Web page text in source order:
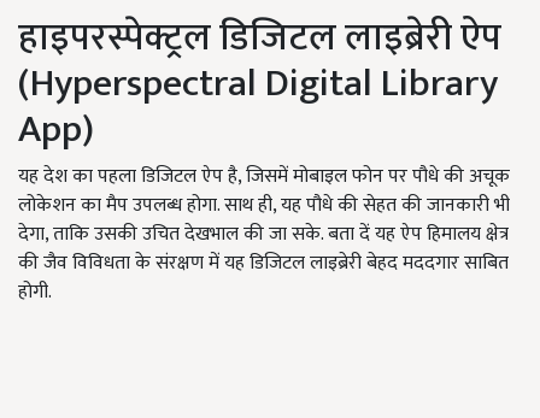
हाइपरस्पेक्ट्रल डिजिटल लाइब्रेरी ऐप
(Hyperspectral Digital Library
App)
यह देश का पहला डिजिटल ऐप है, जिसमें मोबाइल फोन पर पौधे की अचूक
लोकेशन का मैप उपलब्ध होगा. साथ ही, यह पौधे की सेहत की जानकारी भी
देगा, ताकि उसकी उचित देखभाल की जा सके. बता दें यह ऐप हिमालय क्षेत्र
की जैव विविधता के संरक्षण में यह डिजिटल लाइब्रेरी बेहद मददगार साबित
होगी.